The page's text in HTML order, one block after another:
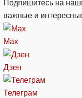
Подпишитесь на
важные и
Max
Дзен
Телеграм